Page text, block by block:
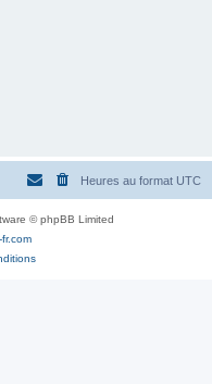
Heures au format UTC
© phpBB Limited